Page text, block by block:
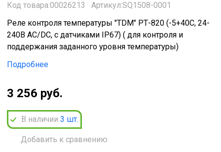
Код товара:00026213
Артикул:SQ1508-0001
Реле контроля температуры "TDM" РТ-820 (-5+40С, 24-
240В АС/DC, с датчиками IP67) ( для контроля и
поддержания заданного уровня температуры)
Подробнее
3 256 руб.
В наличии 3 шт.
Добавить к сравнению